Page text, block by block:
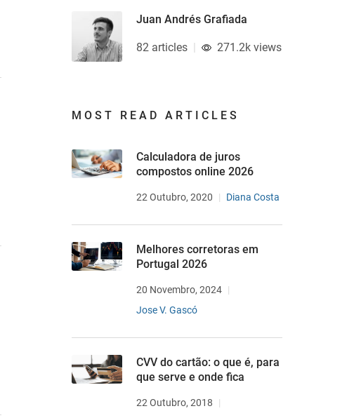
Juan Andrés Grafiada
82 articles 271.2k views
MOST READ ARTICLES
Calculadora de juros
compostos online 2026
22 Outubro, 2020 Diana Costa
Melhores corretoras em
Portugal 2026
20 Novembro, 2024
Jose V. Gascó
CVV do cartão: o que é, para
que serve e onde fica
22 Outubro, 2018